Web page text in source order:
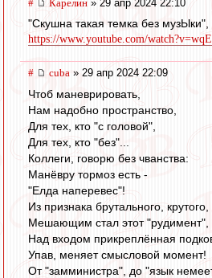
# Карелин » 29 апр 2024 22:10
"Скушна такая темка без
https://www.youtube.com/
# cuba » 29 апр 2024 22:09
Чтоб маневрировать,
Нам надобно пространство,
Для тех, кто "с головой",
Для тех, кто "без"...
Коллеги, говорю без чванства:
Манёвру тормоз есть -
"Елда наперевес"!
Из признака брутального, крутого,
Мешающим стал этот "рудимент",
Над входом прикреплённая
Упав, меняет смысловой момент!
От "замминистра", до "язык